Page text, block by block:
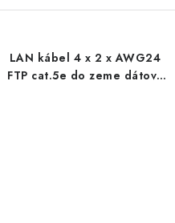
LAN kábel 4 x 2 x AWG24
FTP cat.5e do zeme dátový